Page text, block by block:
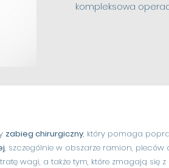
kompleksowa
zabieg chirurgiczny, który pomaga
, szczególnie w obszarze ramion,
wagi, a także tym, które zmagają